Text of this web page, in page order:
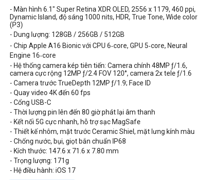
- Màn hình 6.1" Super Retina XDR OLED, 2556 x 1179, 460 ppi,
Dynamic Island, độ sáng 1000 nits, HDR, True Tone, Wide color
(P3)
- Dung lượng: 128GB / 256GB / 512GB
- Chip Apple A16 Bionic với CPU 6‑core, GPU 5‑core, Neural
Engine 16‑core
- Hệ thống camera kép tiên tiến: Camera chính 48MP ƒ/1.6,
camera cực rộng 12MP ƒ/2.4 FOV 120°, camera 2x tele ƒ/1.6
- Camera trước TrueDepth 12MP ƒ/1.9; Face ID
- Quay video 4K đến 60 fps
- Cổng USB-C
- Thời lượng pin lên đến 80 giờ phát lại âm thanh
- Kết nối 5G cực nhanh, hỗ trợ sạc MagSafe
- Thiết kế nhôm, mặt trướcCeramic Shiel, mặt lưng kính màu
- Chống nước, bụi, giọt bắn chuẩn IP68
- Kích thước: 147.6 x 71.6 x 7.80 mm
- Trọng lượng: 171g
- Hệ điều hành: iOS 17